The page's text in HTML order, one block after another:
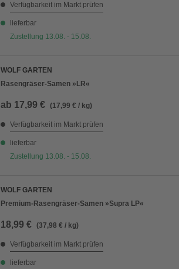
Verfügbarkeit im Markt prüfen
lieferbar
Zustellung 13.08. - 15.08.
WOLF GARTEN
Rasengräser-Samen »LR«
ab 17,99 € (17,99 € / kg)
Verfügbarkeit im Markt prüfen
lieferbar
Zustellung 13.08. - 15.08.
WOLF GARTEN
Premium-Rasengräser-Samen »Supra LP«
18,99 € (37,98 € / kg)
Verfügbarkeit im Markt prüfen
lieferbar